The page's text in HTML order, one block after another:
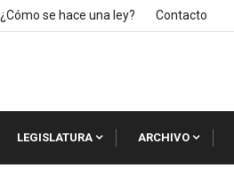
¿Cómo se hace una ley? Contacto
LEGISLATURA ARCHIVO